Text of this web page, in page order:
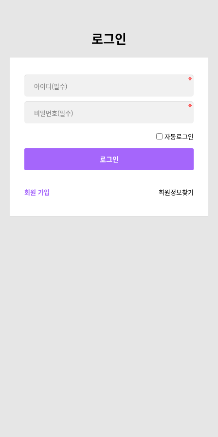
로그인
자동로그인
회원 가입 회원정보찾기